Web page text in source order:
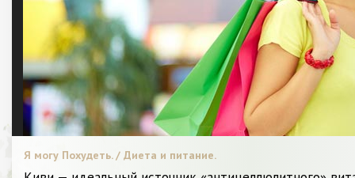
Я могу Похудеть. / Диета и питание.